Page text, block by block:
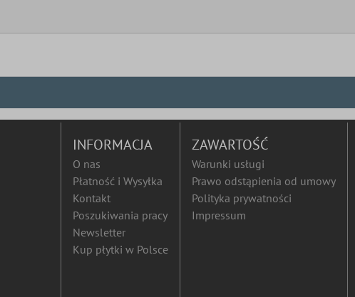
INFORMACJA
O nas
Płatność i Wysyłka
Kontakt
Poszukiwania pracy
Newsletter
Kup płytki w Polsce
ZAWARTOŚĆ
Warunki usługi
Prawo odstąpienia od umowy
Polityka prywatności
Impressum